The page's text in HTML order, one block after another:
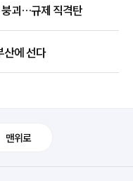
붕괴…규제 직격탄
산에 선다
맨위로